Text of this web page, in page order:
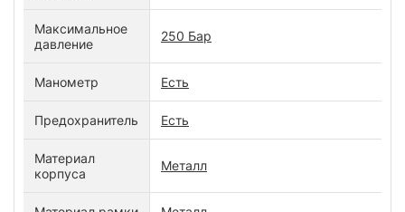
Максимальное
давление
250 Бар
Манометр Есть
Предохранитель Есть
Материал
корпуса
Металл